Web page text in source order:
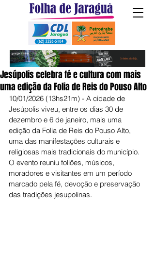
Jesúpolis celebra fé e cultura com mais
uma edição da Folia de Reis do Pouso Alto
10/01/2026 (13hs21m) - A cidade de
Jesúpolis viveu, entre os dias 30 de
dezembro e 6 de janeiro, mais uma
edição da Folia de Reis do Pouso Alto,
uma das manifestações culturais e
religiosas mais tradicionais do município.
O evento reuniu foliões, músicos,
moradores e visitantes em um período
marcado pela fé, devoção e preservação
das tradições jesupolinas.